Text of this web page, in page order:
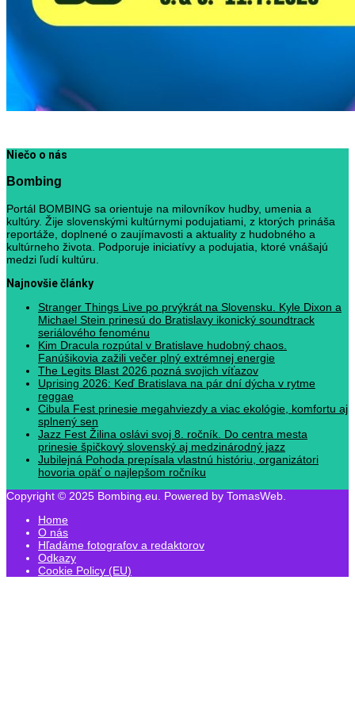
Niečo o nás
Bombing
Portál BOMBING sa orientuje na milovníkov hudby, umenia a
kultúry. Žije slovenskými kultúrnymi podujatiami, z ktorých prináša
reportáže, doplnené o zaujímavosti a aktuality z hudobného a
kultúrneho života. Podporuje iniciatívy a podujatia, ktoré vnášajú
medzi ľudí kultúru.
Najnovšie články
Stranger Things Live po prvýkrát na Slovensku. Kyle Dixon a
Michael Stein prinesú do Bratislavy ikonický soundtrack
seriálového fenoménu
Kim Dracula rozpútal v Bratislave hudobný chaos.
Fanúšikovia zažili večer plný extrémnej energie
The Legits Blast 2026 pozná svojich víťazov
Uprising 2026: Keď Bratislava na pár dní dýcha v rytme
reggae
Cibula Fest prinesie megahviezdy a viac ekológie, komfortu aj
splnený sen
Jazz Fest Žilina oslávi svoj 8. ročník. Do centra mesta
prinesie špičkový slovenský aj medzinárodný jazz
Jubilejná Pohoda prepísala vlastnú históriu, organizátori
hovoria opäť o najlepšom ročníku
Copyright © 2025 Bombing.eu. Powered by TomasWeb.
Home
O nás
Hľadáme fotografov a redaktorov
Odkazy
Cookie Policy (EU)